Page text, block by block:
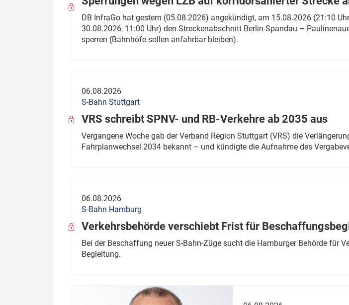
Dossier: ETCS
Dossier:
DB InfraGo hat gestern (05.08.2026) angekündigt, am 15.08.2026 (21:10
30.08.2026, 11:00 Uhr) den Streckenabschnitt Berlin-Spandau –
sperren (Bahnhöfe sollen anfahrbar bleiben).
06.08.2026
S-Bahn Stuttgart
VRS schreibt SPNV- und RB-Verkehre ab 2035 aus
Vergangene Woche gab der Verband Region Stuttgart (VRS) die
Fahrplanwechsel 2034 bekannt – und kündigte die Aufnahme des
06.08.2026
S-Bahn Hamburg
Verkehrsbehörde verschiebt Frist für
Bei der Beschaffung neuer S-Bahn-Züge sucht die Hamburger Behörde für
Begleitung.